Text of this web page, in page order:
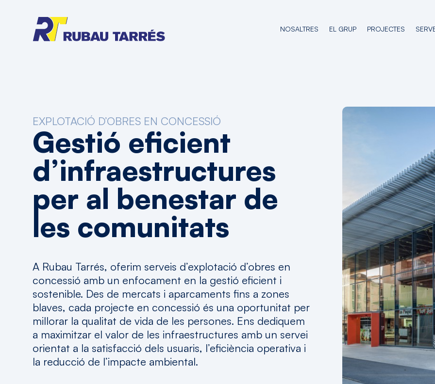
NOSALTRES EL GRUP PROJECTES
EXPLOTACIÓ D’OBRES EN CONCESSIÓ
Gestió eficient
d’infraestructures
per al benestar de
les comunitats
A Rubau Tarrés, oferim serveis d’explotació d’obres en
concessió amb un enfocament en la gestió eficient i
sostenible. Des de mercats i aparcaments fins a zones
blaves, cada projecte en concessió és una oportunitat per
millorar la qualitat de vida de les persones. Ens dediquem
a maximitzar el valor de les infraestructures amb un servei
orientat a la satisfacció dels usuaris, l’eficiència operativa i
la reducció de l’impacte ambiental.